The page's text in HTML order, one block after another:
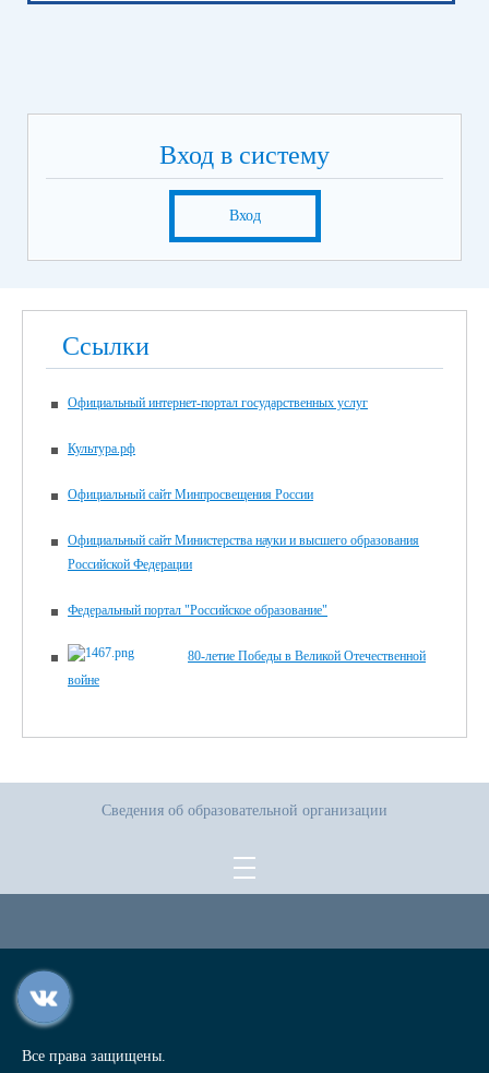
Вход в систему
Вход
Ссылки
Официальный интернет-портал государственных услуг
Культура.рф
Официальный сайт Минпросвещения России
Официальный сайт Министерства науки и высшего образования
Российской Федерации
Федеральный портал "Российское образование"
80-летие Победы в Великой Отечественной
войне
Сведения об образовательной организации
Все права защищены.